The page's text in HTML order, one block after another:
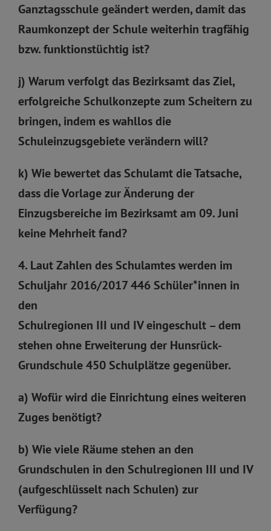
Ganztagsschule geändert werden, damit das
Raumkonzept der Schule weiterhin tragfähig
bzw. funktionstüchtig ist?
j) Warum verfolgt das Bezirksamt das Ziel,
erfolgreiche Schulkonzepte zum Scheitern zu
bringen, indem es wahllos die
Schuleinzugsgebiete verändern will?
k) Wie bewertet das Schulamt die Tatsache,
dass die Vorlage zur Änderung der
Einzugsbereiche im Bezirksamt am 09. Juni
keine Mehrheit fand?
4. Laut Zahlen des Schulamtes werden im
Schuljahr 2016/2017 446 Schüler*innen in
den
Schulregionen III und IV eingeschult – dem
stehen ohne Erweiterung der Hunsrück-
Grundschule 450 Schulplätze gegenüber.
a) Wofür wird die Einrichtung eines weiteren
Zuges benötigt?
b) Wie viele Räume stehen an den
Grundschulen in den Schulregionen III und IV
(aufgeschlüsselt nach Schulen) zur
Verfügung?